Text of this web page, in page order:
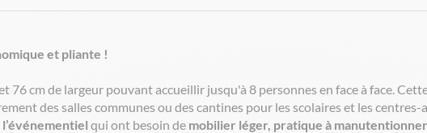
et pliante !
76 cm de largeur pouvant accueillir jusqu'à 8 personnes en face à face.
des salles communes ou des cantines pour les scolaires et les centres-
qui ont besoin de mobilier léger, pratique à